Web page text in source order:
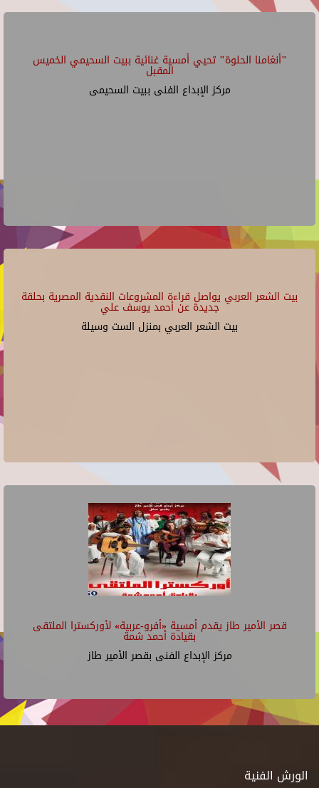
"أنغامنا الحلوة" تحيي أمسية غنائية ببيت السحيمي الخميس
المقبل
مركز الإبداع الفنى ببيت السحيمى
بيت الشعر العربي يواصل قراءة المشروعات النقدية المصرية بحلقة
جديدة عن أحمد يوسف علي
بيت الشعر العربي بمنزل الست وسيلة
قصر الأمير طاز يقدم أمسية «أفرو-عربية» لأوركسترا الملتقى
بقيادة أحمد شمة
مركز الإبداع الفنى بقصر الأمير طاز
الورش الفنية